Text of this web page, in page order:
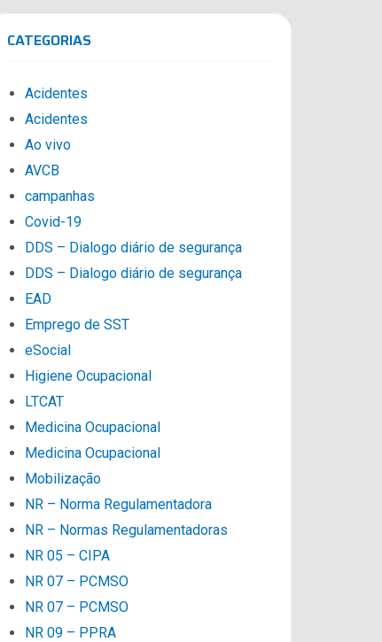
CATEGORIAS
Acidentes
Acidentes
Ao vivo
AVCB
campanhas
Covid-19
DDS – Dialogo diário de segurança
DDS – Dialogo diário de segurança
EAD
Emprego de SST
eSocial
Higiene Ocupacional
LTCAT
Medicina Ocupacional
Medicina Ocupacional
Mobilização
NR – Norma Regulamentadora
NR – Normas Regulamentadoras
NR 05 – CIPA
NR 07 – PCMSO
NR 07 – PCMSO
NR 09 – PPRA